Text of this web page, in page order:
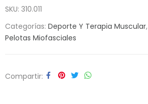
SKU: 310.011
Categorías: Deporte Y Terapia Muscular,
Pelotas Miofasciales
Compartir